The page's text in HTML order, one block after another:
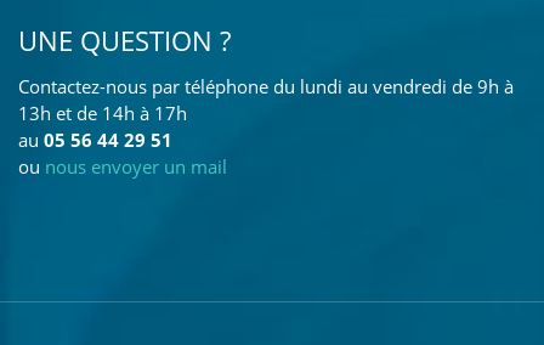
UNE QUESTION ?
Contactez-nous par téléphone du lundi au vendredi de 9h à
13h et de 14h à 17h
au 05 56 44 29 51
ou nous envoyer un mail